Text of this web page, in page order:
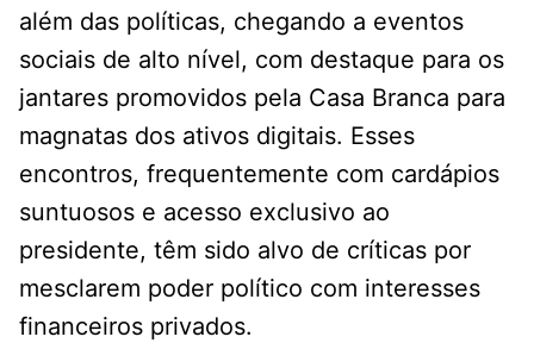
além das políticas, chegando a eventos
sociais de alto nível, com destaque para os
jantares promovidos pela Casa Branca para
magnatas dos ativos digitais. Esses
encontros, frequentemente com cardápios
suntuosos e acesso exclusivo ao
presidente, têm sido alvo de críticas por
mesclarem poder político com interesses
financeiros privados.